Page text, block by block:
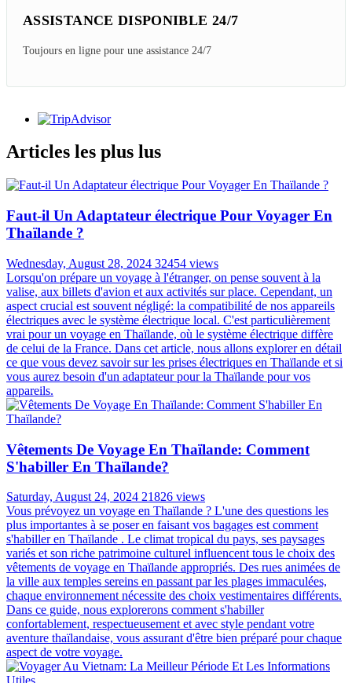
ASSISTANCE DISPONIBLE 24/7
Toujours en ligne pour une assistance 24/7
Articles les plus lus
Faut-il Un Adaptateur électrique Pour Voyager En
Thaïlande ?
Wednesday, August 28, 2024 32454 views
Lorsqu'on prépare un voyage à l'étranger, on pense souvent à la
valise, aux billets d'avion et aux activités sur place. Cependant, un
aspect crucial est souvent négligé: la compatibilité de nos appareils
électriques avec le système électrique local. C'est particulièrement
vrai pour un voyage en Thaïlande, où le système électrique diffère
de celui de la France. Dans cet article, nous allons explorer en détail
ce que vous devez savoir sur les prises électriques en Thaïlande et si
vous aurez besoin d'un adaptateur pour la Thaïlande pour vos
appareils.
Vêtements De Voyage En Thaïlande: Comment
S'habiller En Thaïlande?
Saturday, August 24, 2024 21826 views
Vous prévoyez un voyage en Thaïlande ? L'une des questions les
plus importantes à se poser en faisant vos bagages est comment
s'habiller en Thaïlande . Le climat tropical du pays, ses paysages
variés et son riche patrimoine culturel influencent tous le choix des
vêtements de voyage en Thaïlande appropriés. Des rues animées de
la ville aux temples sereins en passant par les plages immaculées,
chaque environnement nécessite des choix vestimentaires différents.
Dans ce guide, nous explorerons comment s'habiller
confortablement, respectueusement et avec style pendant votre
aventure thaïlandaise, vous assurant d'être bien préparé pour chaque
aspect de votre voyage.